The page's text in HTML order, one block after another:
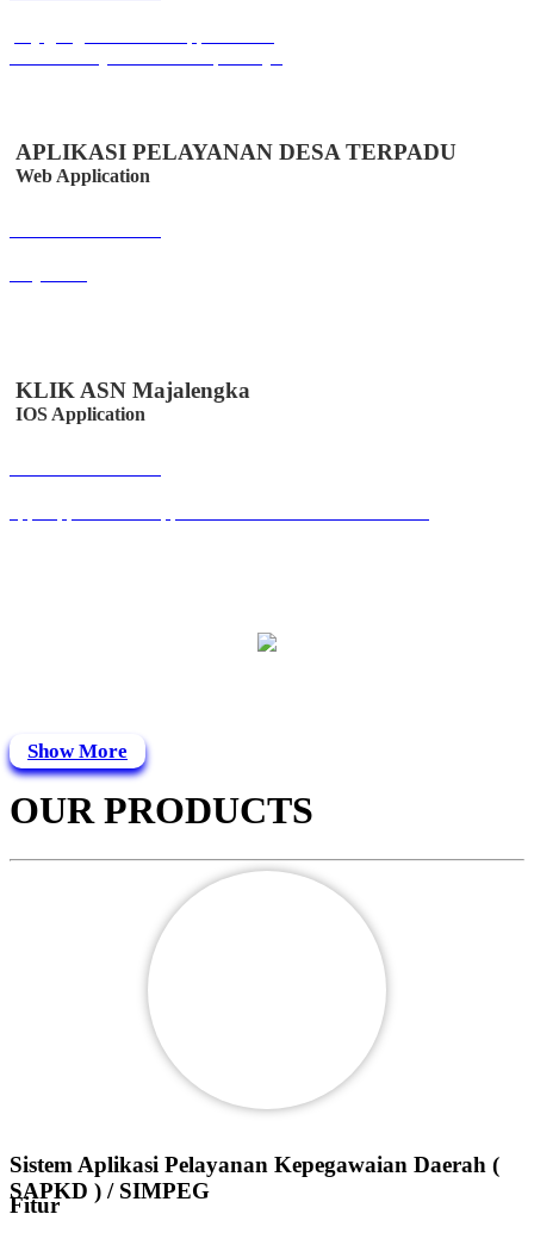
APLIKASI PELAYANAN DESA TERPADU
Web Application
KLIK ASN Majalengka
IOS Application
Show More
OUR PRODUCTS
Sistem Aplikasi Pelayanan Kepegawaian Daerah (
SAPKD ) / SIMPEG
Fitur